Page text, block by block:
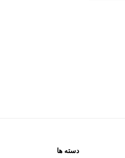
دسته ها